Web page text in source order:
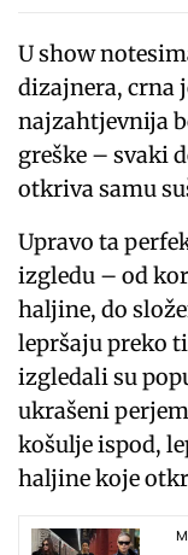
U show
dizajnera, crna
najzahtjevnija
greške – svaki
otkriva samu
Upravo ta
izgledu – od
haljine, do
lepršaju preko
izgledali su
ukrašeni
košulje ispod,
haljine koje